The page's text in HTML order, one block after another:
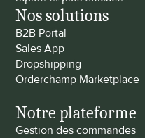
Nos solutions
B2B Portal
Sales App
Dropshipping
Orderchamp Marketplace
Notre plateforme
Gestion des commandes